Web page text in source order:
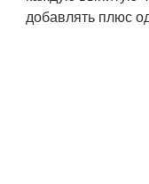
добавлять плюс